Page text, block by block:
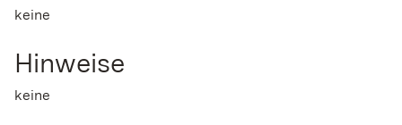
keine
Hinweise
keine